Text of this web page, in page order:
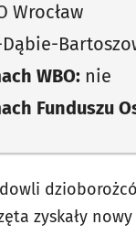
Wrocław
WBO: nie
Funduszu
zyskały